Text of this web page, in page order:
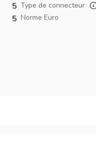
5
5
Type de connecteur
Norme Euro